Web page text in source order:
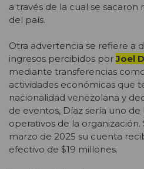
a través de la cual se sacaron
del país.
Otra advertencia se refiere a
ingresos percibidos porJoel
mediante transferencias
actividades económicas que
nacionalidad venezolana y
de eventos, Díaz sería uno
operativos de la organización.
marzo de 2025 su cuenta
efectivo de $19 millones.